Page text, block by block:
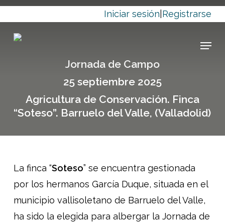
Skip
to
main
Iniciar sesión Registrarse
Menu
Jornada de Campo
25 septiembre 2025
Agricultura de Conservación. Finca
“Soteso”. Barruelo del Valle, (Valladolid)
La finca “Soteso” se encuentra gestionada
por los hermanos García Duque, situada en el
municipio vallisoletano de Barruelo del Valle,
ha sido la elegida para albergar la Jornada de